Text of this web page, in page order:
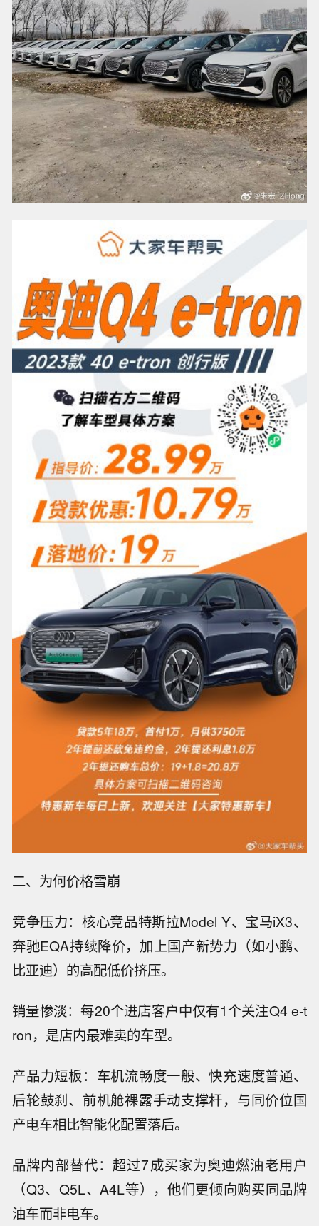
二、为何价格雪崩
竞争压力：核心竞品特斯拉Model Y、宝马iX3、
奔驰EQA持续降价，加上国产新势力（如小鹏、
比亚迪）的高配低价挤压。
销量惨淡：每20个进店客户中仅有1个关注Q4 e-t
ron，是店内最难卖的车型。
产品力短板：车机流畅度一般、快充速度普通、
后轮鼓刹、前机舱裸露手动支撑杆，与同价位国
产电车相比智能化配置落后。
品牌内部替代：超过7成买家为奥迪燃油老用户
（Q3、Q5L、A4L等），他们更倾向购买同品牌
油车而非电车。